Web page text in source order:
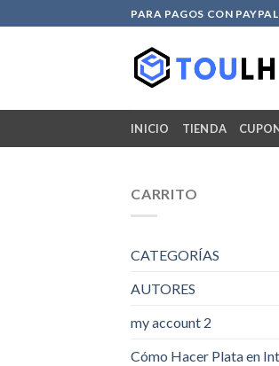
to
PARA PAGOS CON
INICIO TIENDA
CARRITO
CATEGORÍAS
AUTORES
my account 2
Cómo Hacer Plata en